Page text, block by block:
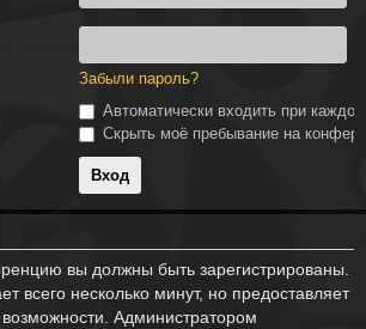
Забыли пароль?
Автоматически входить при
Скрыть моё пребывание на
вы должны быть зарегистрированы.
всего несколько минут, но предоставляет
Администратором